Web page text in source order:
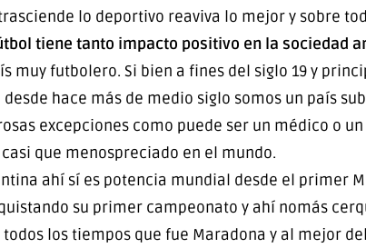
lo deportivo reaviva lo mejor y sobre
tiene tanto impacto positivo en la sociedad
muy futbolero. Si bien a fines del siglo 19 y
hace más de medio siglo somos un país
excepciones como puede ser un médico o
que menospreciado en el mundo.
ahí sí es potencia mundial desde el primer
su primer campeonato y ahí nomás
los tiempos que fue Maradona y al mejor